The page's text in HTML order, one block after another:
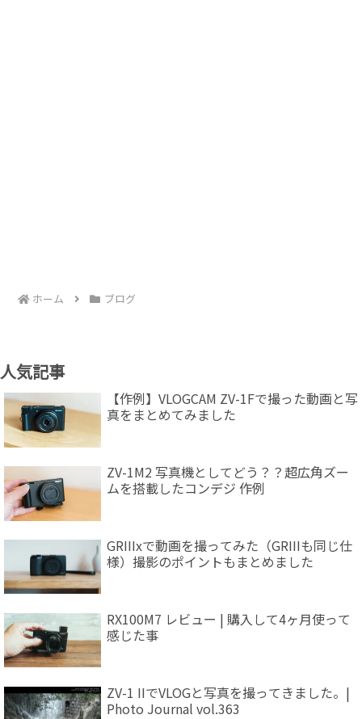
ホーム ブログ
人気記事
【作例】VLOGCAM ZV-1Fで撮った動画と写
真をまとめてみました
ZV-1M2 写真機としてどう？？超広角ズー
ムを搭載したコンデジ 作例
GRIIIxで動画を撮ってみた（GRIIIも同じ仕
様）撮影のポイントもまとめました
RX100M7 レビュー | 購入して4ヶ月使って
感じた事
ZV-1 IIでVLOGと写真を撮ってきました。|
Photo Journal vol.363